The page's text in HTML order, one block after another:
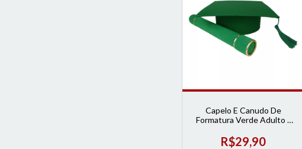
Capelo E Canudo De
Formatura Verde Adulto |
R$29,90